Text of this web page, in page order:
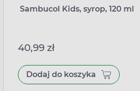
Sambucol Kids, syrop, 120 ml
40,99 zł
Dodaj do koszyka